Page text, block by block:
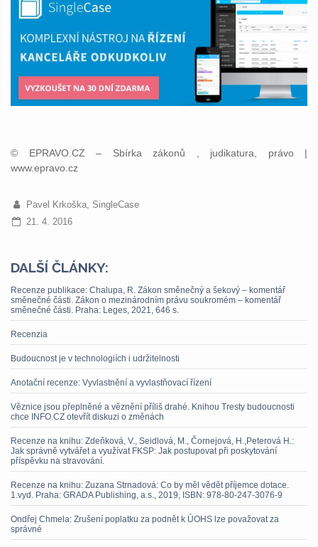
© EPRAVO.CZ – Sbírka zákonů , judikatura, právo |
www.epravo.cz
Pavel Krkoška, SingleCase
21. 4. 2016
DALŠÍ ČLÁNKY:
Recenze publikace: Chalupa, R. Zákon směnečný a šekový – komentář
směnečné části. Zákon o mezinárodním právu soukromém – komentář
směnečné části. Praha: Leges, 2021, 646 s.
Recenzia
Budoucnost je v technologiích i udržitelnosti
Anotační recenze: Vyvlastnění a vyvlastňovací řízení
Věznice jsou přeplněné a věznění příliš drahé. Knihou Tresty budoucnosti
chce INFO.CZ otevřít diskuzi o změnách
Recenze na knihu: Zdeňková, V., Seidlová, M., Čornejová, H.,Peterová H.:
Jak správně vytvářet a využívat FKSP: Jak postupovat při poskytování
příspěvku na stravování.
Recenze na knihu: Zuzana Strnadová: Co by měl vědět příjemce dotace.
1.vyd. Praha: GRADA Publishing, a.s., 2019, ISBN: 978-80-247-3076-9
Ondřej Chmela: Zrušení poplatku za podnět k ÚOHS lze považovat za
správné